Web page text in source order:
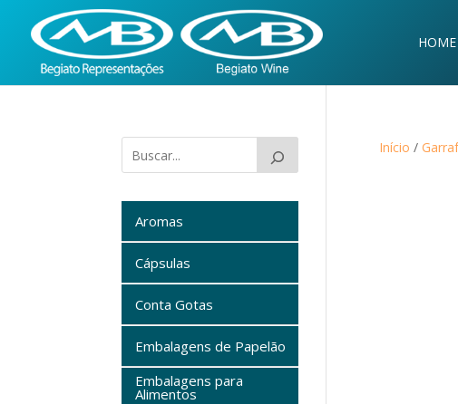
HOME
Início /
Aromas
Cápsulas
Conta Gotas
Embalagens de Papelão
Embalagens para
Alimentos